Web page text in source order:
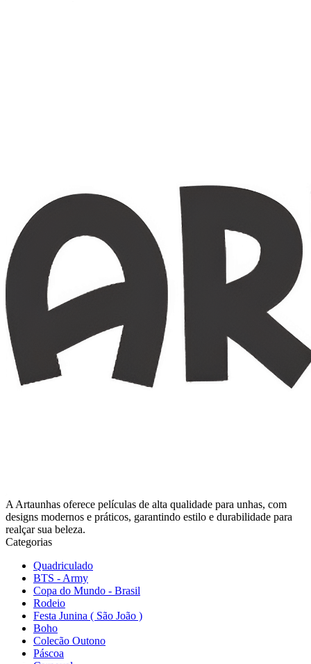
A Artaunhas oferece películas de alta qualidade para unhas, com
designs modernos e práticos, garantindo estilo e durabilidade para
realçar sua beleza.
Categorias
Quadriculado
BTS - Army
Copa do Mundo - Brasil
Rodeio
Festa Junina ( São João )
Boho
Colecão Outono
Páscoa